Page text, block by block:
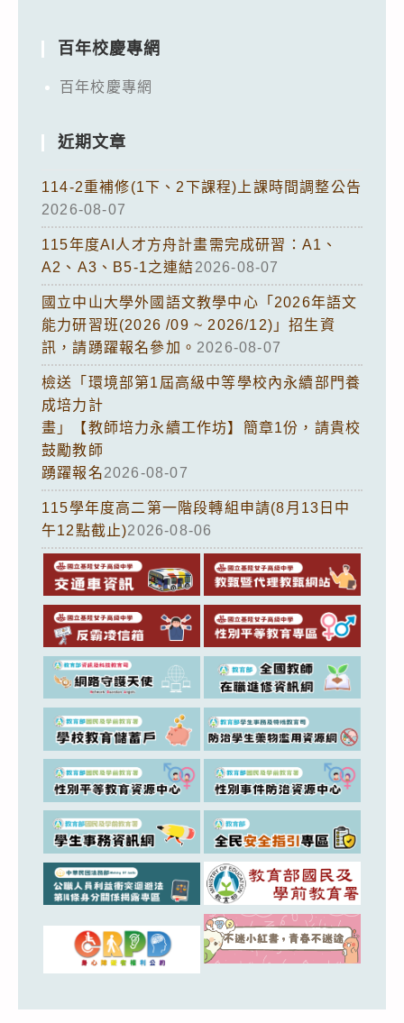
百年校慶專網
百年校慶專網
近期文章
114-2重補修(1下、2下課程)上課時間調整公告
2026-08-07
115年度AI人才方舟計畫需完成研習：A1、
A2、A3、B5-1之連結2026-08-07
國立中山大學外國語文教學中心「2026年語文
能力研習班(2026 /09 ~ 2026/12)」招生資
訊，請踴躍報名參加。 2026-08-07
檢送「環境部第1屆高級中等學校內永續部門養
成培力計
畫」【教師培力永續工作坊】簡章1份，請貴校
鼓勵教師
踴躍報名2026-08-07
115學年度高二第一階段轉組申請(8月13日中
午12點截止)2026-08-06